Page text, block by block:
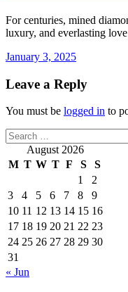
For centuries, mined
luxury, and everlasting
January 3, 2025
Leave a Reply
You must be logged in to
Search
for: August 2026
M T W T F S
S
1
2
3
4 5 6 7 8
9
10 11 12 13 14 15 16
17 18 19 20 21 22 23
24 25 26 27 28 29 30
31
« Jun